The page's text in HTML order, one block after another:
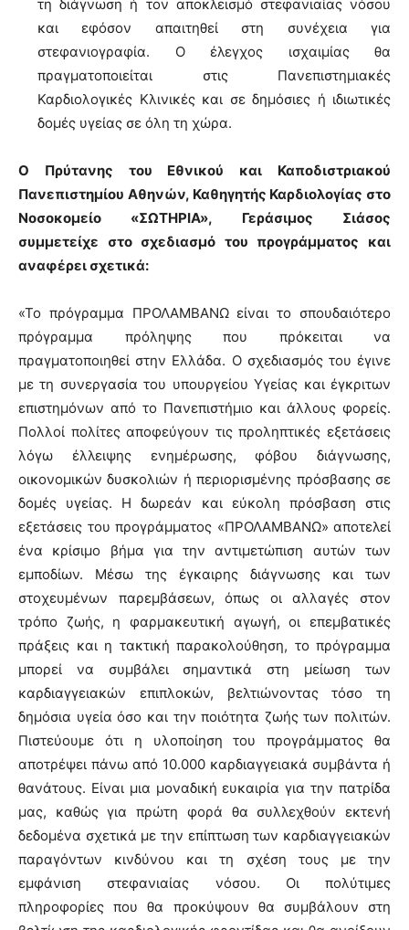
τη διάγνωση ή τον αποκλεισμό στεφανιαίας νόσου
και εφόσον απαιτηθεί στη συνέχεια για
στεφανιογραφία. Ο έλεγχος ισχαιμίας θα
πραγματοποιείται στις Πανεπιστημιακές
Καρδιολογικές Κλινικές και σε δημόσιες ή ιδιωτικές
δομές υγείας σε όλη τη χώρα.
Ο Πρύτανης του Εθνικού και Καποδιστριακού
Πανεπιστημίου Αθηνών, Καθηγητής Καρδιολογίας στο
Νοσοκομείο «ΣΩΤΗΡΙΑ», Γεράσιμος Σιάσος
συμμετείχε στο σχεδιασμό του προγράμματος και
αναφέρει σχετικά:
«Το πρόγραμμα ΠΡΟΛΑΜΒΑΝΩ είναι το σπουδαιότερο
πρόγραμμα πρόληψης που πρόκειται να
πραγματοποιηθεί στην Ελλάδα. Ο σχεδιασμός του έγινε
με τη συνεργασία του υπουργείου Υγείας και έγκριτων
επιστημόνων από το Πανεπιστήμιο και άλλους φορείς.
Πολλοί πολίτες αποφεύγουν τις προληπτικές εξετάσεις
λόγω έλλειψης ενημέρωσης, φόβου διάγνωσης,
οικονομικών δυσκολιών ή περιορισμένης πρόσβασης σε
δομές υγείας. Η δωρεάν και εύκολη πρόσβαση στις
εξετάσεις του προγράμματος «ΠΡΟΛΑΜΒΑΝΩ» αποτελεί
ένα κρίσιμο βήμα για την αντιμετώπιση αυτών των
εμποδίων. Μέσω της έγκαιρης διάγνωσης και των
στοχευμένων παρεμβάσεων, όπως οι αλλαγές στον
τρόπο ζωής, η φαρμακευτική αγωγή, οι επεμβατικές
πράξεις και η τακτική παρακολούθηση, το πρόγραμμα
μπορεί να συμβάλει σημαντικά στη μείωση των
καρδιαγγειακών επιπλοκών, βελτιώνοντας τόσο τη
δημόσια υγεία όσο και την ποιότητα ζωής των πολιτών.
Πιστεύουμε ότι η υλοποίηση του προγράμματος θα
αποτρέψει πάνω από 10.000 καρδιαγγειακά συμβάντα ή
θανάτους. Είναι μια μοναδική ευκαιρία για την πατρίδα
μας, καθώς για πρώτη φορά θα συλλεχθούν εκτενή
δεδομένα σχετικά με την επίπτωση των καρδιαγγειακών
παραγόντων κινδύνου και τη σχέση τους με την
εμφάνιση στεφανιαίας νόσου. Οι πολύτιμες
πληροφορίες που θα προκύψουν θα συμβάλουν στη